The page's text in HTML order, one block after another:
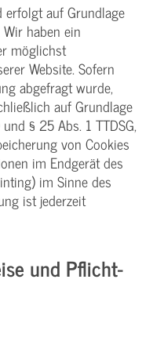
auf Grundlage
haben ein
möglichst
Website. Sofern
abgefragt wurde,
auf Grundlage
§ 25 Abs. 1 TTDSG,
von Cookies
im Endgerät des
im Sinne des
ist jederzeit
und Pflicht­